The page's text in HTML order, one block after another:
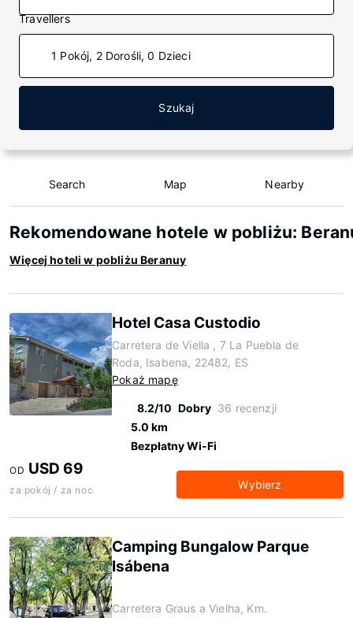
Travellers
1 Pokój, 2 Dorośli, 0 Dzieci
Szukaj
Search Map Nearby
Rekomendowane hotele w pobliżu:
Więcej hoteli w pobliżu Beranuy
Hotel Casa Custodio
Carretera de Viella , 7 La Puebla de
Roda, Isabena, 22482, ES
Pokaż mapę
8.2/10 Dobry 36 recenzji
5.0 km
Bezpłatny Wi-Fi
OD USD 69
za pokój / za noc Wybierz
Camping Bungalow Parque
Isábena
Carretera Graus a Vielha, Km.